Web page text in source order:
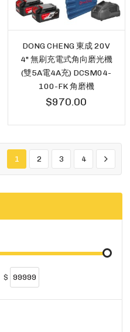
DONG CHENG 東成 20V
4" 無刷充電式角向磨光機
(雙5A電4A充) DCSM04-
100-FK 角磨機
$970.00
1 2 3 4
$